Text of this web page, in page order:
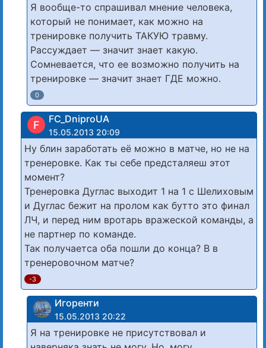
Я вообще-то спрашивал мнение человека,
который не понимает, как можно на
тренировке получить ТАКУЮ травму.
Рассуждает — значит знает какую.
Сомневается, что ее возможно получить на
тренировке — значит знает ГДЕ можно.
0
F FC_DniproUA
15.05.2013 20:09
Ну блин заработать её можно в матче, но не на
тренеровке. Как ты себе предсталяеш этот
момент?
Тренеровка Дуглас выходит 1 на 1 с Шелиховым
и Дуглас бежит на пролом как бутто это финал
ЛЧ, и перед ним вротарь вражеской команды, а
не партнер по команде.
Так получаетса оба пошли до конца? В в
тренеровочном матче?
-3
Игоренти
15.05.2013 20:22
Я на тренировке не присутствовал и